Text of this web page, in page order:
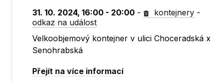
31. 10. 2024, 16:00 - 20:00 - kontejnery -
odkaz na událost
Velkoobjemový kontejner v ulici Choceradská x
Senohrabská
Přejít na více informací